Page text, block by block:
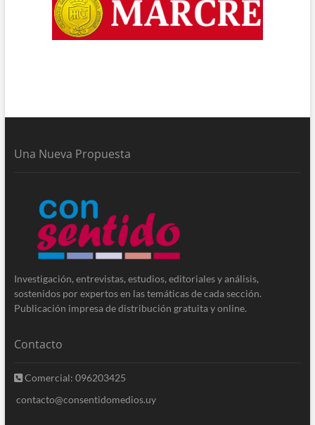
Una Nueva Propuesta
Investigación, entrevistas, estudios, editoriales y análisis,
sostenidos por expertos en las temáticas de cada sección.
Publicación impresa de distribución gratuita y online.
Contacto
Comercial: 096203425
contacto@consentidomedios.uy